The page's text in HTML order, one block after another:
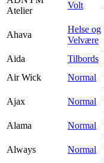
Atelier
Volt
Ahava
Helse og
Velvære
Aida
Tilbords
Air Wick
Normal
Ajax
Normal
Alama
Normal
Always
Normal